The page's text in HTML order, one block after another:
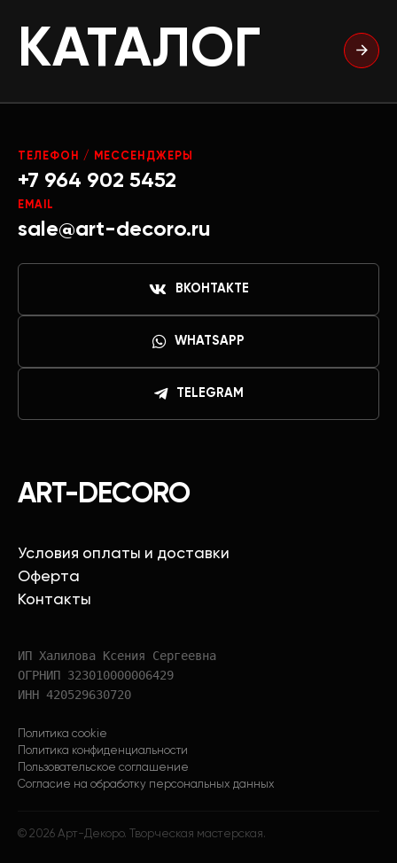
КАТАЛОГ
ART-DECORO
Условия оплаты и доставки
Оферта
Контакты
ИП Халилова Ксения Сергеевна
ОГРНИП 323010000006429
ИНН 420529630720
Политика cookie
Политика конфиденциальности
Пользовательское соглашение
Согласие на обработку персональных данных
© 2026 Арт-Декоро. Творческая мастерская.
ТЕЛЕФОН / МЕССЕНДЖЕРЫ
+7 964 902 5452
EMAIL
sale@art-decoro.ru
ВКОНТАКТЕ
WHATSAPP
TELEGRAM